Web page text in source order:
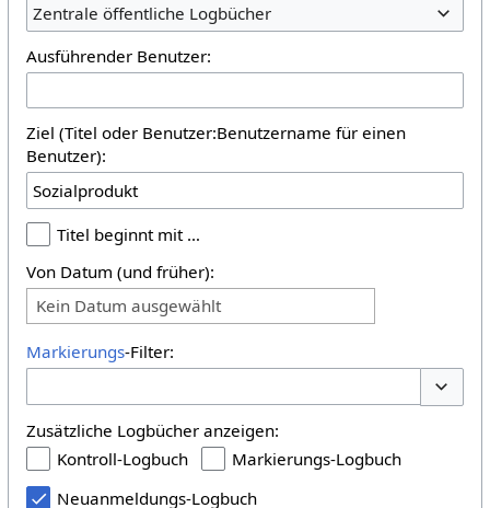
Zentrale öffentliche Logbücher
Ausführender Benutzer:
Ziel (Titel oder Benutzer:Benutzername für einen
Benutzer):
Titel beginnt mit …
Von Datum (und früher):
Kein Datum ausgewählt
Markierungs-Filter:
Zusätzliche Logbücher anzeigen:
Kontroll-Logbuch
Markierungs-Logbuch
Neuanmeldungs-Logbuch